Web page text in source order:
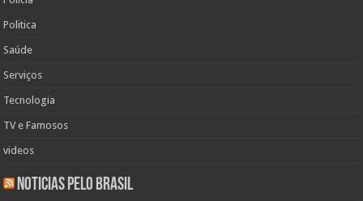
Politica
Saúde
Serviços
Tecnologia
TV e Famosos
videos
Noticias pelo Brasil